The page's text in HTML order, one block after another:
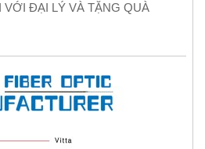
VỚI ĐẠI LÝ VÀ TẶNG QUÀ